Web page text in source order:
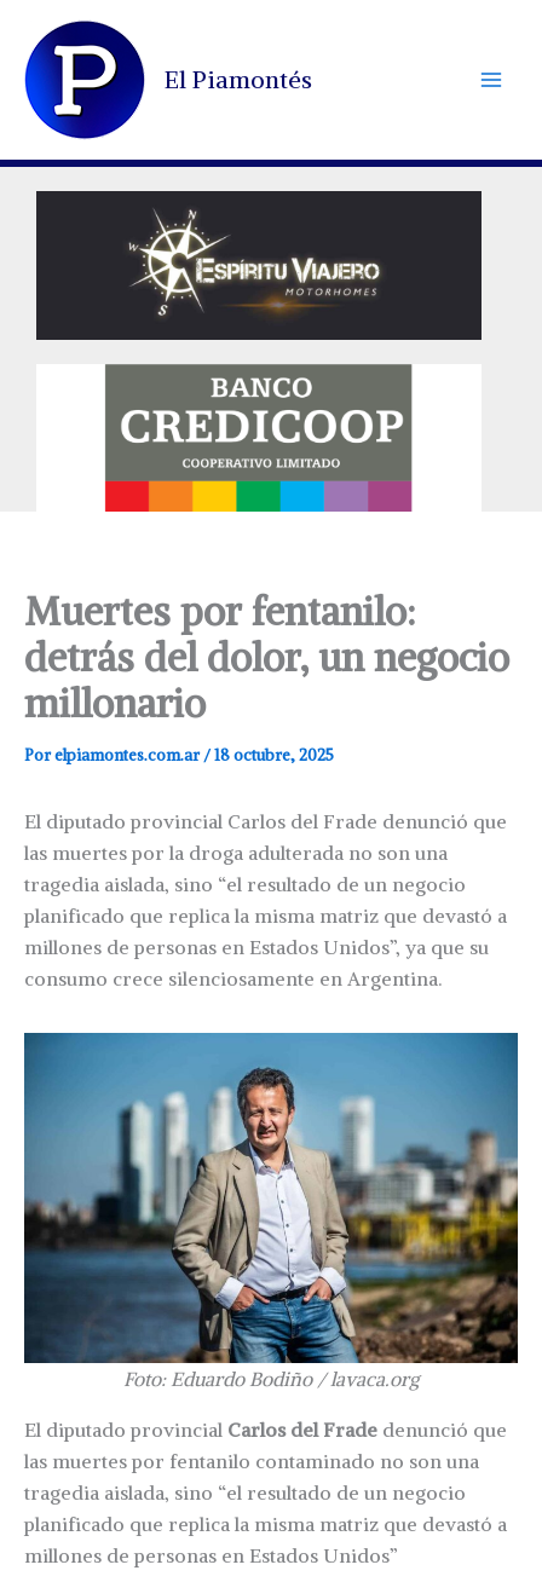
contenido
El Piamontés
Muertes por fentanilo:
detrás del dolor, un negocio
millonario
Porelpiamontes.com.ar/18 octubre, 2025
El diputado provincial Carlos del Frade denunció que
las muertes por la droga adulterada no son una
tragedia aislada, sino “el resultado de un negocio
planificado que replica la misma matriz que devastó a
millones de personas en Estados Unidos”, ya que su
consumo crece silenciosamente en Argentina.
Foto: Eduardo Bodiño / lavaca.org
El diputado provincial Carlos del Frade denunció que
las muertes por fentanilo contaminado no son una
tragedia aislada, sino “el resultado de un negocio
planificado que replica la misma matriz que devastó a
millones de personas en Estados Unidos”